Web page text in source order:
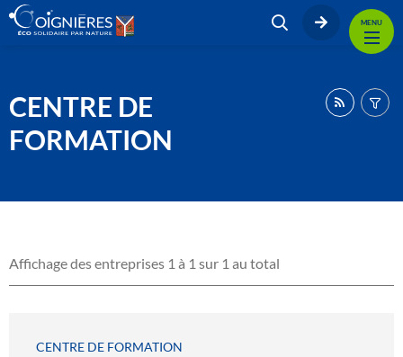
MENU
CENTRE DE
FORMATION
Affichage des entreprises 1 à 1 sur 1 au total
CENTRE DE FORMATION